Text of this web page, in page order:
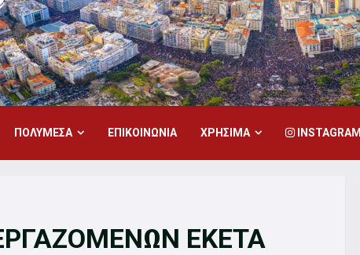
ΠΟΛΥΜΕΣΑ ΕΠΙΚΟΙΝΩΝΙΑ ΧΡΗΣΙΜΑ INSTAGRAM
ΕΚΕΤΑ